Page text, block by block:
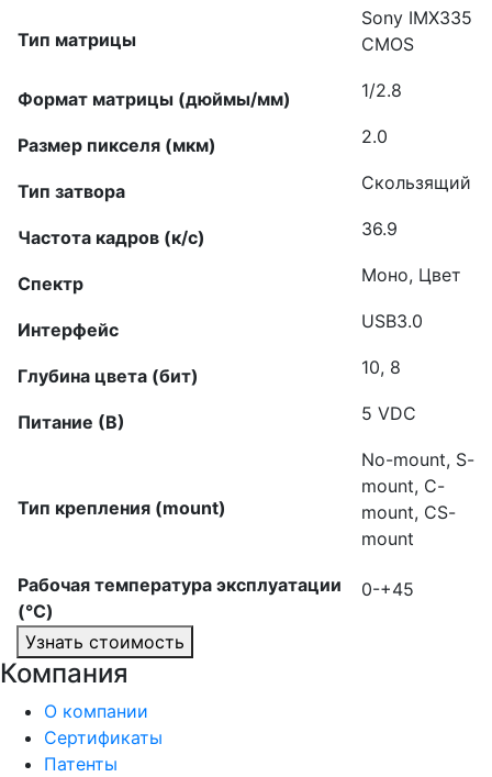
Тип матрицы
Sony IMX335
CMOS
Формат матрицы (дюймы/мм) 1/2.8
Размер пикселя (мкм) 2.0
Тип затвора Скользящий
Частота кадров (к/c) 36.9
Спектр Моно, Цвет
Интерфейс USB3.0
Глубина цвета (бит) 10, 8
Питание (В) 5 VDC
Тип крепления (mount)
No-mount, S-
mount, C-
mount, CS-
mount
Рабочая температура эксплуатации
(°C)
0-+45
Узнать стоимость
Компания
О компании
Сертификаты
Патенты